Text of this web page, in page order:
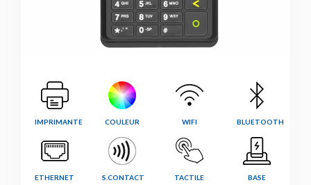
IMPRIMANTE COULEUR WIFI BLUETOOTH
ETHERNET S.CONTACT TACTILE BASE